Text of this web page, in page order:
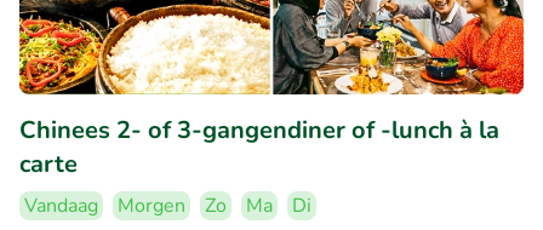
Chinees 2- of 3-gangendiner of -lunch à la
carte
Vandaag Morgen Zo Ma
Di